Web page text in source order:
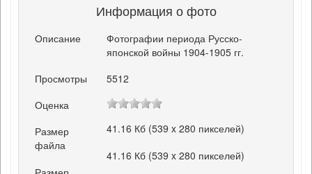
Информация о фото
Описание
Фотографии периода Русско-
японской войны 1904-1905 гг.
Просмотры
5512
Оценка
Размер
файла
41.16 Кб (539 x 280 пикселей)
41.16 Кб (539 x 280 пикселей)